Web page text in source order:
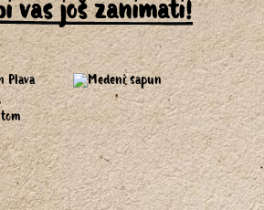
vas još zanimati!